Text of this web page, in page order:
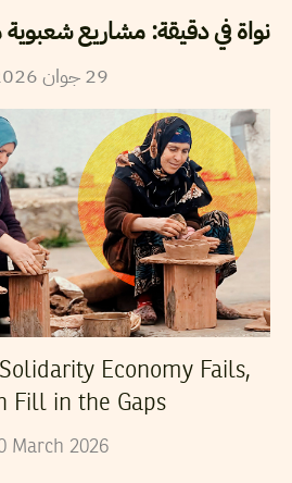
نواة في دقيقة: مشاريع
29 جوان
Solidarity Economy Fails,
Fill in the Gaps
March 2026